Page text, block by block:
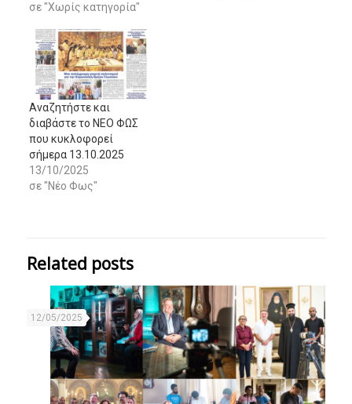
σε "Χωρίς κατηγορία"
Αναζητήστε και
διαβάστε το NΕΟ ΦΩΣ
που κυκλοφορεί
σήμερα 13.10.2025
13/10/2025
σε "Νέο Φως"
Related posts
12/05/2025